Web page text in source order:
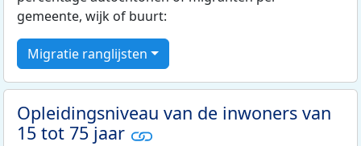
gemeente, wijk of buurt:
Migratie ranglijsten
Opleidingsniveau van de inwoners van
15 tot 75 jaar